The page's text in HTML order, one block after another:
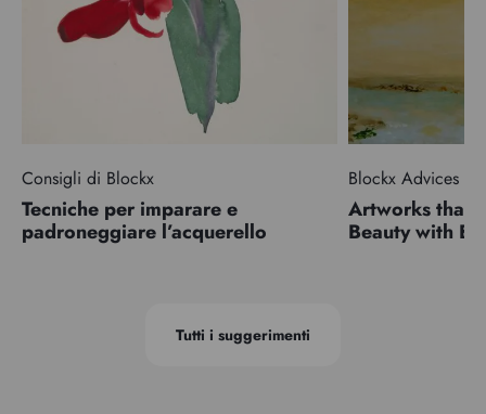
Consigli di Blockx
Tecniche per imparare e
padroneggiare l’acquerello
Blockx Advices
Artworks that
Beauty with
Tutti i suggerimenti